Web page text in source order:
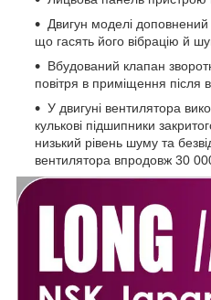
Двигун моделі
що гасять його вібрацію й
Вбудований клапан
повітря в приміщення після
У двигуні вентилятора
кулькові підшипники
низький рівень шуму та
вентилятора впродовж 30